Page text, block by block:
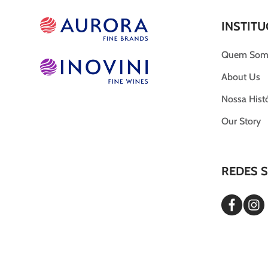
Quem
About Us
Nossa
Our Story
REDES